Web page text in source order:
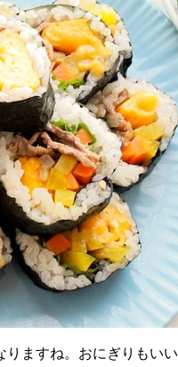
ますね。おにぎりもい